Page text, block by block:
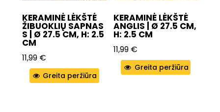
KERAMINĖ LĖKŠTĖ
ŽIBUOKLIŲ SAPNAS
S | Ø 27.5 CM, H: 2.5
CM
11,99 €
Greita peržiūra
KERAMINĖ LĖKŠTĖ
ANGLIS | Ø 27.5 CM,
H: 2.5 CM
11,99 €
Greita peržiūra